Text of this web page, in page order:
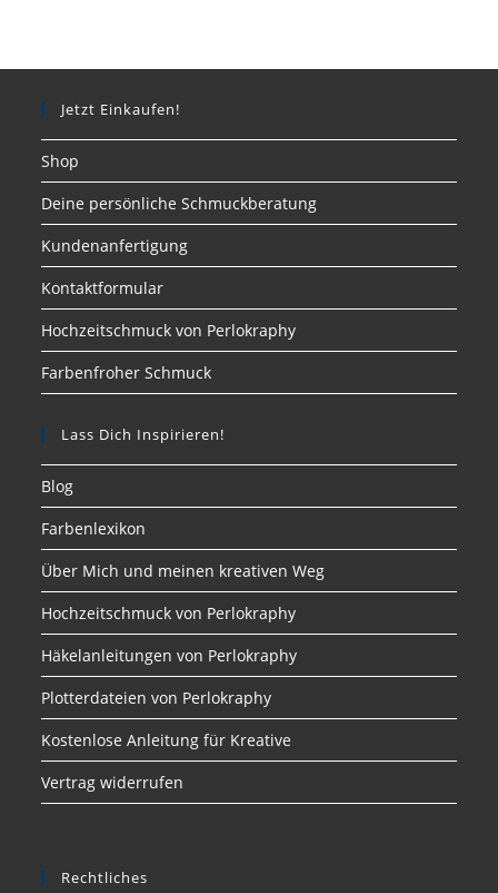
Jetzt Einkaufen!
Shop
Deine persönliche Schmuckberatung
Kundenanfertigung
Kontaktformular
Hochzeitschmuck von Perlokraphy
Farbenfroher Schmuck
Lass Dich Inspirieren!
Blog
Farbenlexikon
Über Mich und meinen kreativen Weg
Hochzeitschmuck von Perlokraphy
Häkelanleitungen von Perlokraphy
Plotterdateien von Perlokraphy
Kostenlose Anleitung für Kreative
Vertrag widerrufen
Rechtliches